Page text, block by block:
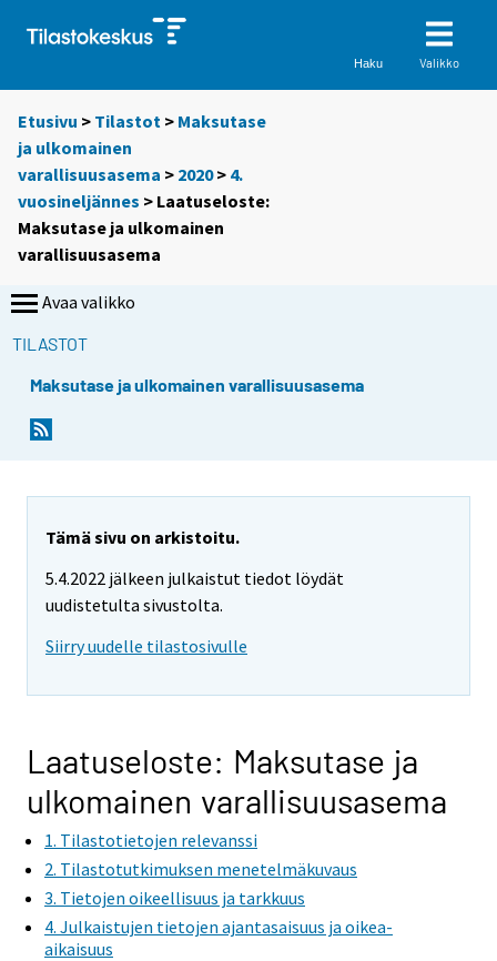
Haku Valikko
Etusivu > Tilastot > Maksutase
ja ulkomainen
varallisuusasema > 2020> 4.
vuosineljännes > Laatuseloste:
Maksutase ja ulkomainen
varallisuusasema
Avaa valikko
TILASTOT
Maksutase ja ulkomainen varallisuusasema
Tämä sivu on arkistoitu.
5.4.2022 jälkeen julkaistut tiedot löydät
uudistetulta sivustolta.
Siirry uudelle tilastosivulle
Laatuseloste: Maksutase ja
ulkomainen varallisuusasema
1. Tilastotietojen relevanssi
2. Tilastotutkimuksen menetelmäkuvaus
3. Tietojen oikeellisuus ja tarkkuus
4. Julkaistujen tietojen ajantasaisuus ja oikea-
aikaisuus